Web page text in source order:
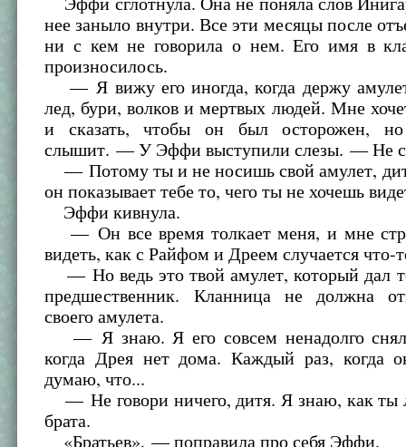
нее заныло внутри. Все эти месяцы после
ни с кем не говорила о нем. Его имя в
произносилось.
— Я вижу его иногда, когда держу
лед, бури, волков и мертвых людей. Мне
и сказать, чтобы он был осторожен,
слышит. — У Эффи выступили слезы. — Не
— Потому ты и не носишь свой амулет,
он показывает тебе то, чего ты не хочешь
Эффи кивнула.
— Он все время толкает меня, и мне
видеть, как с Райфом и Дреем случается что-
— Но ведь это твой амулет, который дал
предшественник. Кланница не должна
своего амулета.
— Я знаю. Я его совсем ненадолго
когда Дрея нет дома. Каждый раз, когда
думаю, что...
— Не говори ничего, дитя. Я знаю, как ты
брата.
«Братьев», — поправила про себя Эффи.